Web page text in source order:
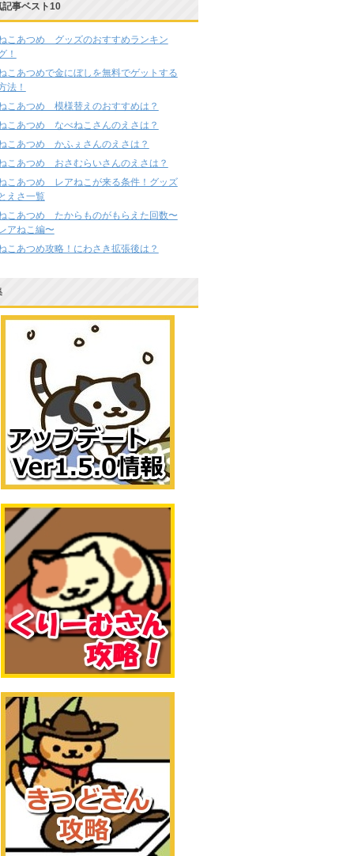
記事ベスト10
こあつめ グッズのおすすめランキン
！
こあつめで金にぼしを無料でゲットする
法！
こあつめ 模様替えのおすすめは？
こあつめ なべねこさんのえさは？
こあつめ かふぇさんのえさは？
こあつめ おさむらいさんのえさは？
こあつめ レアねこが来る条件！グッズ
えさ一覧
こあつめ たからものがもらえた回数〜
アねこ編〜
こあつめ攻略！にわさき拡張後は？